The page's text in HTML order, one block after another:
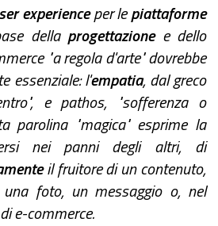
experienceper lepiattaforme
della progettazione e dello
"a regola d'arte" dovrebbe
essenziale: l'empatia, dal greco
e pathos, "sofferenza o
parolina "magica" esprime la
nei panni degli altri, di
il fruitore di un contenuto,
foto, un messaggio o, nel
di e-commerce.